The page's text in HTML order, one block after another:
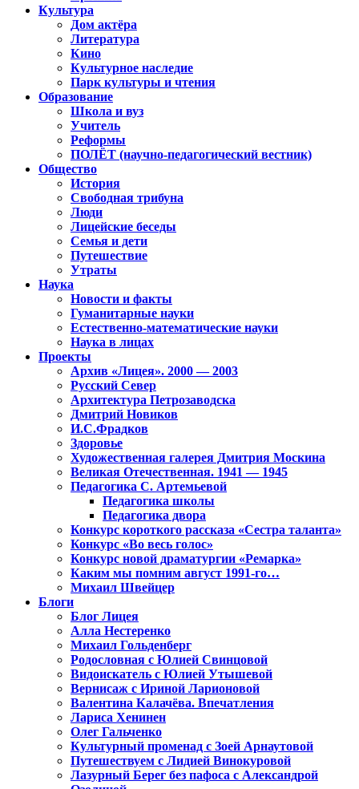
Культура
Дом актёра
Литература
Кино
Культурное наследие
Парк культуры и чтения
Образование
Школа и вуз
Учитель
Реформы
ПОЛЁТ (научно-педагогический вестник)
Общество
История
Свободная трибуна
Люди
Лицейские беседы
Семья и дети
Путешествие
Утраты
Наука
Новости и факты
Гуманитарные науки
Естественно-математические науки
Наука в лицах
Проекты
Архив «Лицея». 2000 — 2003
Русский Север
Архитектура Петрозаводска
Дмитрий Новиков
И.С.Фрадков
Здоровье
Художественная галерея Дмитрия Москина
Великая Отечественная. 1941 — 1945
Педагогика С. Артемьевой
Педагогика школы
Педагогика двора
Конкурс короткого рассказа «Сестра таланта»
Конкурс «Во весь голос»
Конкурс новой драматургии «Ремарка»
Каким мы помним август 1991-го…
Михаил Швейцер
Блоги
Блог Лицея
Алла Нестеренко
Михаил Гольденберг
Родословная с Юлией Свинцовой
Видоискатель с Юлией Утышевой
Вернисаж с Ириной Ларионовой
Валентина Калачёва. Впечатления
Лариса Хенинен
Олег Гальченко
Культурный променад с Зоей Арнаутовой
Путешествуем с Лидией Винокуровой
Лазурный Берег без пафоса с Александрой